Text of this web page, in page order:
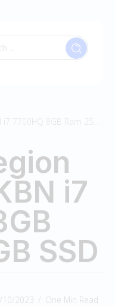
8GB Ram 256GB SSD
i7
SSD
2023
One Min Read